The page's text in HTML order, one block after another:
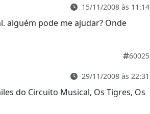
15/11/2008 às 11:14
alguém pode me ajudar? Onde
60025
29/11/2008 às 22:31
do Circuito Musical, Os Tigres, Os